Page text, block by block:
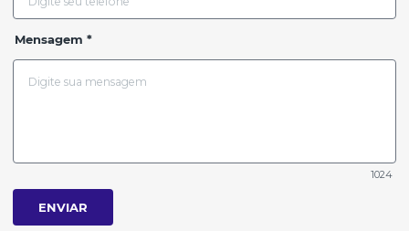
Mensagem *
1024
ENVIAR